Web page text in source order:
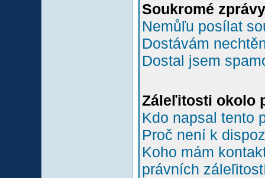
Soukromé zprávy
Nemůľu posílat
Dostávám
Dostal jsem
Záleľitosti okolo
Kdo napsal tento
Proč není k
Koho mám
právních